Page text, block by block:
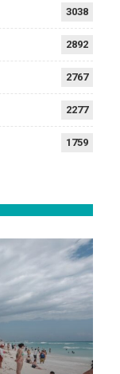
3038
2892
2767
2277
1759